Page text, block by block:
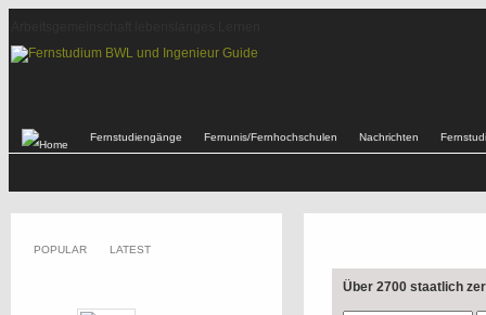
Fernstudiengänge Fernunis/Fernhochschulen Nachrichten
Über 2700 staatlich
POPULAR LATEST